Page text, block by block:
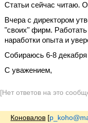
Статьи сейчас читаю.
Вчера с директором
"своих" фирм.
наработки опыта и
Собираюсь 6-8
С уважением,
[Нет ответов на это
Коновалов [